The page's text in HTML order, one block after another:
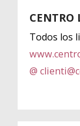
CENTRO
Todos los
@